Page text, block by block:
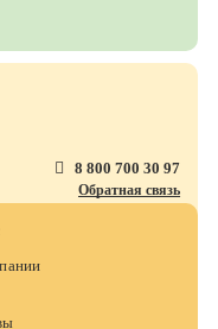
8 800 700 30 97
Обратная связь